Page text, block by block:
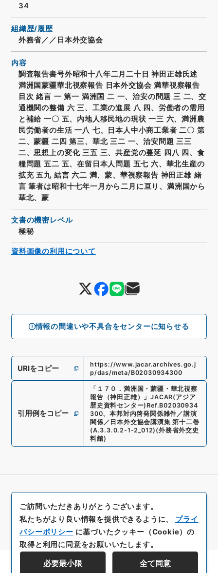
情報の間違いや不具合をセンターに知らせる
34
組織歴/履歴
外務省／／日本外交協会
内容
調査報告書号外昭和十八年二月二十日 神田正雄氏述
満洲国蒙疆華北視察報告 日本外交協会 満華視察報告
目次 緒言 一 第一 満洲国 二 一、治安の問題 三 二、交
通機関の整備 六 三、工業の進展 八 四、労働者の需用
と補給 一〇 五、内地人移民地の現状 一三 六、満洲農
民労働者の生活 一八 七、日本人中小商工業者 二〇 第
二、蒙疆 二四 第三、華北 三二 一、治安問題 三三
二、思想上の変化 三五 三、共産党の蔓延 四八 四、食
糧問題 五二 五、在留日本人問題 五七 六、華北生産の
拡充 五九 結言 六二 満、蒙、華視察報告 神田正雄 緒
言 筆者は昭和十七年一月から二月に亘り、満洲国から
華北、蒙
文書の機密レベル
極秘
URIをコピー
https://www.jacar.archives.go.j
p/das/meta/B02030934300
引用例をコピー
「 １７０．満洲国・蒙疆・華北視察
報告（神田正雄）
」JACAR(アジア
歴史資料センター) Ref.B02030934
300、本邦対内啓発関係雑件／講演
関係／日本外交協会講演集 第十二巻
(A.3.3.0.2-1-2_012) (外務省外交史
料館)
資料画像の利用について
ご訪問いただきありがとうございます。
私たちがより良い情報を提供できるように、 プライ
バシーポリシー に基づいたクッキー（Cookie）の
取得と利用に同意をお願いいたします。
必要最小限 全て同意